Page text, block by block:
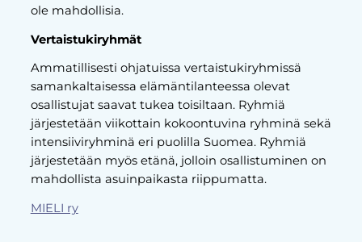
ole mahdollisia.
Vertaistukiryhmät
Ammatillisesti ohjatuissa vertaistukiryhmissä
samankaltaisessa elämäntilanteessa olevat
osallistujat saavat tukea toisiltaan. Ryhmiä
järjestetään viikottain kokoontuvina ryhminä sekä
intensiiviryhminä eri puolilla Suomea. Ryhmiä
järjestetään myös etänä, jolloin osallistuminen on
mahdollista asuinpaikasta riippumatta.
MIELI ry